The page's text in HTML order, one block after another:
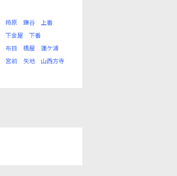
柿原 鎌谷
上番
下金屋
下番
布目 橋屋
蓮ケ浦
宮前 矢地
山西方寺